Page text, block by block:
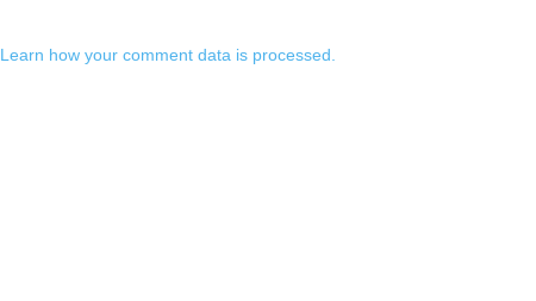
Learn how your comment data is processed.